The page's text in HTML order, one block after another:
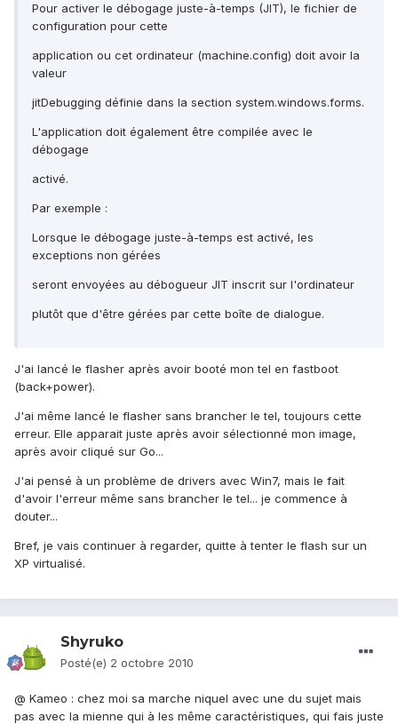
Pour activer le débogage juste-à-temps (JIT), le fichier de
configuration pour cette
application ou cet ordinateur (machine.config) doit avoir la
valeur
jitDebugging définie dans la section system.windows.forms.
L'application doit également être compilée avec le
débogage
activé.
Par exemple :
Lorsque le débogage juste-à-temps est activé, les
exceptions non gérées
seront envoyées au débogueur JIT inscrit sur l'ordinateur
plutôt que d'être gérées par cette boîte de dialogue.
J'ai lancé le flasher après avoir booté mon tel en fastboot
(back+power).
J'ai même lancé le flasher sans brancher le tel, toujours cette
erreur. Elle apparait juste après avoir sélectionné mon image,
après avoir cliqué sur Go...
J'ai pensé à un problème de drivers avec Win7, mais le fait
d'avoir l'erreur même sans brancher le tel... je commence à
douter...
Bref, je vais continuer à regarder, quitte à tenter le flash sur un
XP virtualisé.
Shyruko
Posté(e) 2 octobre 2010
@ Kameo : chez moi sa marche niquel avec une du sujet mais
pas avec la mienne qui à les même caractéristiques, qui fais juste